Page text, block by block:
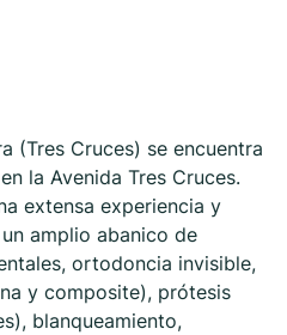
(Tres Cruces) se encuentra
la Avenida Tres Cruces.
extensa experiencia y
amplio abanico de
ortodoncia invisible,
y composite), prótesis
blanqueamiento,